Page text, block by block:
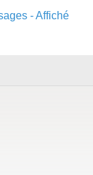
- Affiché